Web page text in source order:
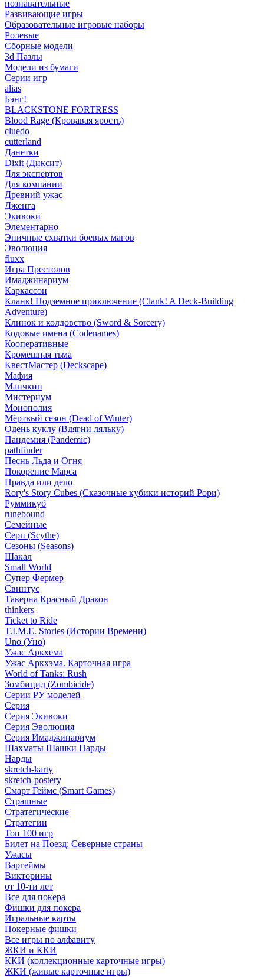
познавательные
Развивающие игры
Образовательные игровые наборы
Ролевые
Сборные модели
3d Пазлы
Модели из бумаги
Серии игр
alias
Бэнг!
BLACKSTONE FORTRESS
Blood Rage (Кровавая ярость)
cluedo
cutterland
Данетки
Dixit (Диксит)
Для экспертов
Для компании
Древний ужас
Дженга
Экивоки
Элементарно
Эпичные схватки боевых магов
Эволюция
fluxx
Игра Престолов
Имаджинариум
Каркассон
Кланк! Подземное приключение (Clank! A Deck-Building
Adventure)
Клинок и колдовство (Sword & Sorcery)
Кодовые имена (Codenames)
Кооперативные
Кромешная тьма
КвестМастер (Deckscape)
Мафия
Манчкин
Мистериум
Монополия
Мёртвый сезон (Dead of Winter)
Одень куклу (Вдягни ляльку)
Пандемия (Pandemic)
pathfinder
Песнь Льда и Огня
Покорение Марса
Правда или дело
Rory's Story Cubes (Сказочные кубики историй Рори)
Руммикуб
runebound
Семейные
Серп (Scythe)
Сезоны (Seasons)
Шакал
Small World
Супер Фермер
Свинтус
Таверна Красный Дракон
thinkers
Ticket to Ride
T.I.M.E. Stories (Истории Времени)
Uno (Уно)
Ужас Аркхема
Ужас Аркхэма. Карточная игра
World of Tanks: Rush
Зомбицид (Zombicide)
Серии РУ моделей
Серия
Серия Экивоки
Серия Эволюция
Серия Имаджинариум
Шахматы Шашки Нарды
Нарды
skretch-karty
skretch-postery
Смарт Геймс (Smart Games)
Страшные
Стратегические
Стратегии
Топ 100 игр
Билет на Поезд: Северные страны
Ужасы
Варгеймы
Викторины
от 10-ти лет
Все для покера
Фишки для покера
Игральные карты
Покерные фишки
Все игры по алфавиту
ЖКИ и ККИ
ККИ (коллекционные карточные игры)
ЖКИ (живые карточные игры)